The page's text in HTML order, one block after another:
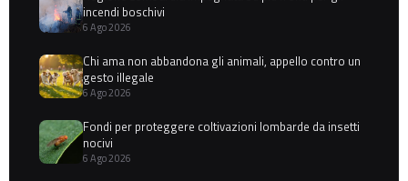
incendi boschivi
6 Ago 2026
Chi ama non abbandona gli animali, appello contro un
gesto illegale
6 Ago 2026
Fondi per proteggere coltivazioni lombarde da insetti
nocivi
6 Ago 2026